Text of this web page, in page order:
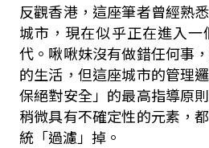
反觀香港，這座筆者曾經熟
城市，現在似乎正在進入
代。啾啾妹沒有做錯任何事
的生活，但這座城市的管理
保絕對安全」的最高指導原
稍微具有不確定性的元素，
統「過濾」掉。